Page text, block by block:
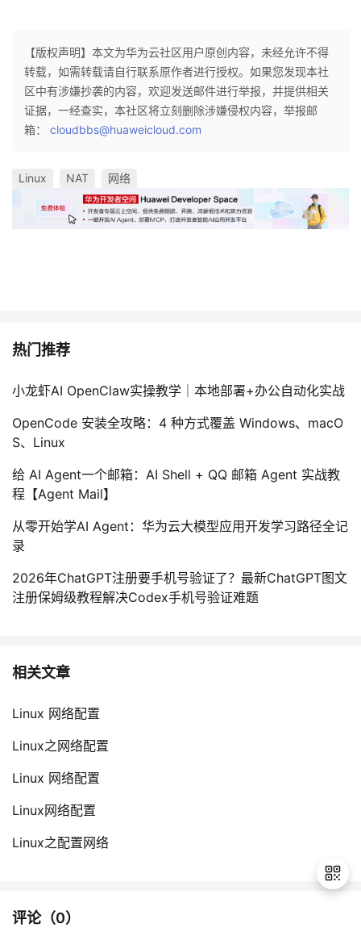
【版权声明】本文为华为云社区用户原创内容，未经允许不得
转载，如需转载请自行联系原作者进行授权。如果您发现本社
区中有涉嫌抄袭的内容，欢迎发送邮件进行举报，并提供相关
证据，一经查实，本社区将立刻删除涉嫌侵权内容，举报邮
箱： cloudbbs@huaweicloud.com
Linux NAT 网络
热门推荐
小龙虾AI OpenClaw实操教学｜本地部署+办公自动化实战
OpenCode 安装全攻略：4 种方式覆盖 Windows、macO
S、Linux
给 AI Agent一个邮箱：AI Shell + QQ 邮箱 Agent 实战教
程【Agent Mail】
从零开始学AI Agent：华为云大模型应用开发学习路径全记
录
2026年ChatGPT注册要手机号验证了？最新ChatGPT图文
注册保姆级教程解决Codex手机号验证难题
相关文章
Linux 网络配置
Linux之网络配置
Linux 网络配置
Linux网络配置
Linux之配置网络
评论（0）